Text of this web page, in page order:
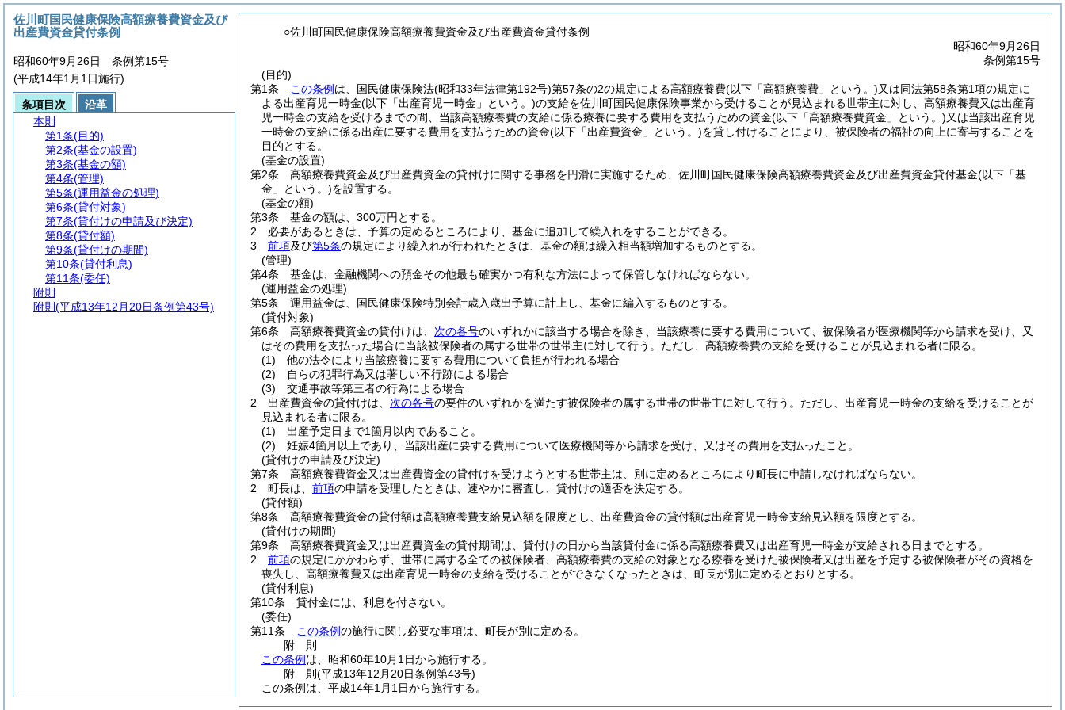
○佐川町国民健康保険高額療養費資金及び出産費資金貸付条例
昭和60年9月26日
条例第15号
(目的)
第1条
この条例 は、国民健康保険法(昭和33年法律第192号)第57条の2の規定による高額療養費(以下「高額療養費」という。)又は同法第58条第1項の規定に
よる出産育児一時金(以下「出産育児一時金」という。)の支給を佐川町国民健康保険事業から受けることが見込まれる世帯主に対し、高額療養費又は出産育
児一時金の支給を受けるまでの間、当該高額療養費の支給に係る療養に要する費用を支払うための資金(以下「高額療養費資金」という。)又は当該出産育児
一時金の支給に係る出産に要する費用を支払うための資金(以下「出産費資金」という。)を貸し付けることにより、被保険者の福祉の向上に寄与することを
目的とする。
(基金の設置)
第2条
高額療養費資金及び出産費資金の貸付けに関する事務を円滑に実施するため、佐川町国民健康保険高額療養費資金及び出産費資金貸付基金(以下「基
金」という。)を設置する。
(基金の額)
第3条
基金の額は、300万円とする。
2
必要があるときは、予算の定めるところにより、基金に追加して繰入れをすることができる。
3
前項及び第5条の規定により繰入れが行われたときは、基金の額は繰入相当額増加するものとする。
(管理)
第4条
基金は、金融機関への預金その他最も確実かつ有利な方法によって保管しなければならない。
(運用益金の処理)
第5条
運用益金は、国民健康保険特別会計歳入歳出予算に計上し、基金に編入するものとする。
(貸付対象)
第6条
高額療養費資金の貸付けは、 次の各号のいずれかに該当する場合を除き、当該療養に要する費用について、被保険者が医療機関等から請求を受け、又
はその費用を支払った場合に当該被保険者の属する世帯の世帯主に対して行う。 ただし、高額療養費の支給を受けることが見込まれる者に限る。
(1)
他の法令により当該療養に要する費用について負担が行われる場合
(2)
自らの犯罪行為又は著しい不行跡による場合
(3)
交通事故等第三者の行為による場合
2
出産費資金の貸付けは、 次の各号の要件のいずれかを満たす被保険者の属する世帯の世帯主に対して行う。 ただし、出産育児一時金の支給を受けることが
見込まれる者に限る。
(1)
出産予定日まで1箇月以内であること。
(2)
妊娠4箇月以上であり、当該出産に要する費用について医療機関等から請求を受け、又はその費用を支払ったこと。
(貸付けの申請及び決定)
第7条
高額療養費資金又は出産費資金の貸付けを受けようとする世帯主は、別に定めるところにより町長に申請しなければならない。
2
町長は、 前項の申請を受理したときは、速やかに審査し、貸付けの適否を決定する。
(貸付額)
第8条
高額療養費資金の貸付額は高額療養費支給見込額を限度とし、出産費資金の貸付額は出産育児一時金支給見込額を限度とする。
(貸付けの期間)
第9条
高額療養費資金又は出産費資金の貸付期間は、貸付けの日から当該貸付金に係る高額療養費又は出産育児一時金が支給される日までとする。
2
前項の規定にかかわらず、世帯に属する全ての被保険者、高額療養費の支給の対象となる療養を受けた被保険者又は出産を予定する被保険者がその資格を
喪失し、高額療養費又は出産育児一時金の支給を受けることができなくなったときは、町長が別に定めるとおりとする。
(貸付利息)
第10条
貸付金には、利息を付さない。
(委任)
第11条
この条例の施行に関し必要な事項は、町長が別に定める。
附 則
この条例 は、昭和60年10月1日から施行する。
附 則(平成13年12月20日条例第43号)
この条例は、平成14年1月1日から施行する。
佐川町国民健康保険高額療養費資金及び
出産費資金貸付条例
昭和60年9月26日 条例第15号
(平成14年1月1日施行)
条項目次
沿革
本則
第1条(目的)
第2条(基金の設置)
第3条(基金の額)
第4条(管理)
第5条(運用益金の処理)
第6条(貸付対象)
第7条(貸付けの申請及び決定)
第8条(貸付額)
第9条(貸付けの期間)
第10条(貸付利息)
第11条(委任)
附則
附則 (平成13年12月20日条例第43号)